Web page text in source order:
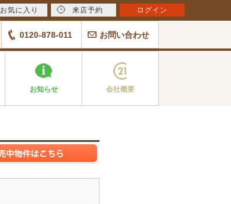
0120-878-011 お問い合わせ
お知らせ 会社概要
お気に入り 来店予約 ログイン